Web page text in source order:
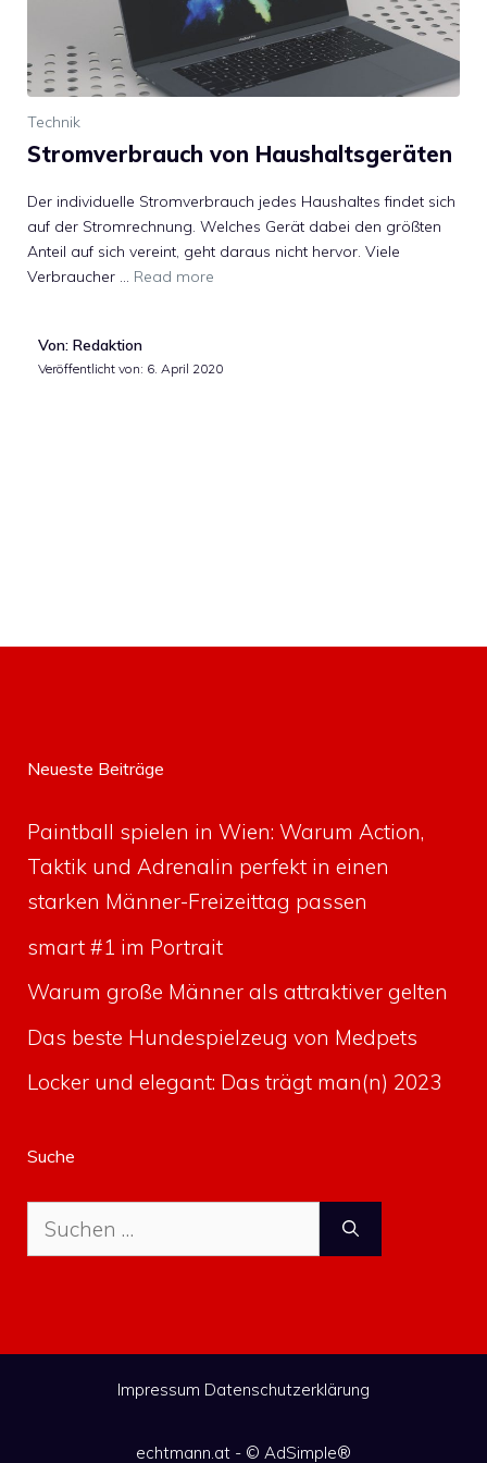
Technik
Stromverbrauch von Haushaltsgeräten
Der individuelle Stromverbrauch jedes Haushaltes findet sich
auf der Stromrechnung. Welches Gerät dabei den größten
Anteil auf sich vereint, geht daraus nicht hervor. Viele
Verbraucher … Read more
Von: Redaktion
Veröffentlicht von: 6. April 2020
Neueste Beiträge
Paintball spielen in Wien: Warum Action,
Taktik und Adrenalin perfekt in einen
starken Männer-Freizeittag passen
smart #1 im Portrait
Warum große Männer als attraktiver gelten
Das beste Hundespielzeug von Medpets
Locker und elegant: Das trägt man(n) 2023
Suche
Suche
nach:
Impressum Datenschutzerklärung
echtmann.at - © AdSimple®